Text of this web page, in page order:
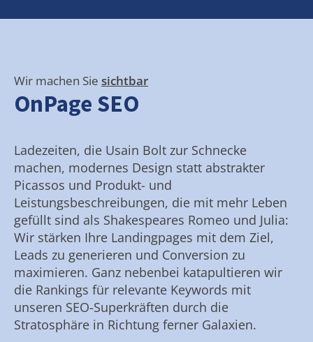
Wir machen Sie sichtbar
OnPage SEO
Ladezeiten, die Usain Bolt zur Schnecke
machen, modernes Design statt abstrakter
Picassos und Produkt- und
Leistungsbeschreibungen, die mit mehr Leben
gefüllt sind als Shakespeares Romeo und Julia:
Wir stärken Ihre Landingpages mit dem Ziel,
Leads zu generieren und Conversion zu
maximieren. Ganz nebenbei katapultieren wir
die Rankings für relevante Keywords mit
unseren SEO-Superkräften durch die
Stratosphäre in Richtung ferner Galaxien.